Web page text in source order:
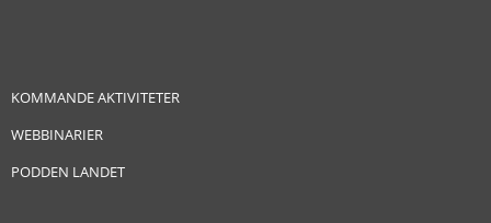
KOMMANDE AKTIVITETER
WEBBINARIER
PODDEN LANDET